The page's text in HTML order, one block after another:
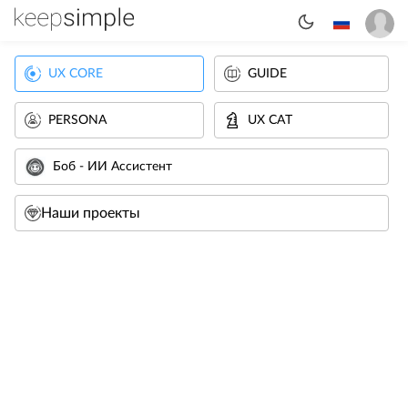
UX CORE GUIDE
PERSONA UX CAT
Боб - ИИ Ассистент
Наши проекты